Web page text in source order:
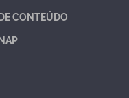
CONTEÚDO